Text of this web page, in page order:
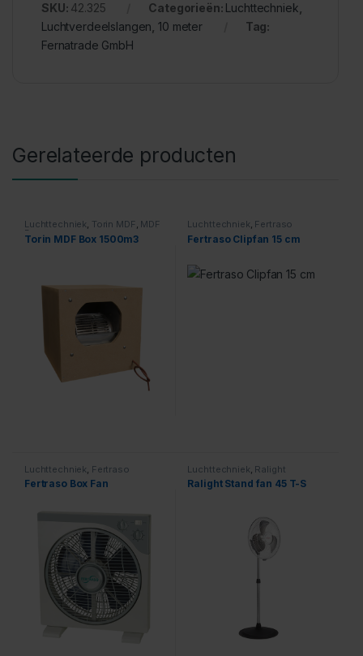
SKU: 42.325 Categorieën: Luchttechniek
Luchtverdeelslangen ,10 meter
Tag:
Fernatrade GmbH
Gerelateerde producten
Luchttechniek, Torin MDF, MDF
Boxen
Torin MDF Box 1500m3
Luchttechniek, Fertraso
Fertraso Clipfan 15 cm
Luchttechniek Fertraso
Fertraso Box Fan
Luchttechniek Ralight
Ralight Stand fan 45 T-S